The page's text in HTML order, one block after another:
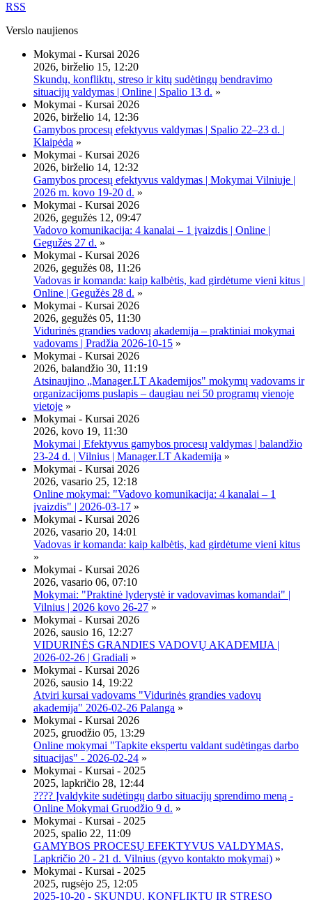
RSS
Verslo naujienos
Mokymai - Kursai 2026
2026, birželio 15, 12:20
Skundų, konfliktų, streso ir kitų sudėtingų bendravimo
situacijų valdymas | Online | Spalio 13 d. »
Mokymai - Kursai 2026
2026, birželio 14, 12:36
Gamybos procesų efektyvus valdymas | Spalio 22–23 d. |
Klaipėda »
Mokymai - Kursai 2026
2026, birželio 14, 12:32
Gamybos procesų efektyvus valdymas | Mokymai Vilniuje |
2026 m. kovo 19-20 d. »
Mokymai - Kursai 2026
2026, gegužės 12, 09:47
Vadovo komunikacija: 4 kanalai – 1 įvaizdis | Online |
Gegužės 27 d. »
Mokymai - Kursai 2026
2026, gegužės 08, 11:26
Vadovas ir komanda: kaip kalbėtis, kad girdėtume vieni kitus |
Online | Gegužės 28 d. »
Mokymai - Kursai 2026
2026, gegužės 05, 11:30
Vidurinės grandies vadovų akademija – praktiniai mokymai
vadovams | Pradžia 2026-10-15 »
Mokymai - Kursai 2026
2026, balandžio 30, 11:19
Atsinaujino „Manager.LT Akademijos" mokymų vadovams ir
organizacijoms puslapis – daugiau nei 50 programų vienoje
vietoje »
Mokymai - Kursai 2026
2026, kovo 19, 11:30
Mokymai | Efektyvus gamybos procesų valdymas | balandžio
23-24 d. | Vilnius | Manager.LT Akademija »
Mokymai - Kursai 2026
2026, vasario 25, 12:18
Online mokymai: "Vadovo komunikacija: 4 kanalai – 1
įvaizdis" | 2026-03-17 »
Mokymai - Kursai 2026
2026, vasario 20, 14:01
Vadovas ir komanda: kaip kalbėtis, kad girdėtume vieni kitus
»
Mokymai - Kursai 2026
2026, vasario 06, 07:10
Mokymai: "Praktinė lyderystė ir vadovavimas komandai" |
Vilnius | 2026 kovo 26-27 »
Mokymai - Kursai 2026
2026, sausio 16, 12:27
VIDURINĖS GRANDIES VADOVŲ AKADEMIJA |
2026-02-26 | Gradiali »
Mokymai - Kursai 2026
2026, sausio 14, 19:22
Atviri kursai vadovams "Vidurinės grandies vadovų
akademija" 2026-02-26 Palanga »
Mokymai - Kursai 2026
2025, gruodžio 05, 13:29
Online mokymai "Tapkite ekspertu valdant sudėtingas darbo
situacijas" - 2026-02-24 »
Mokymai - Kursai - 2025
2025, lapkričio 28, 12:44
???? Įvaldykite sudėtingų darbo situacijų sprendimo meną -
Online Mokymai Gruodžio 9 d. »
Mokymai - Kursai - 2025
2025, spalio 22, 11:09
GAMYBOS PROCESŲ EFEKTYVUS VALDYMAS,
Lapkričio 20 - 21 d. Vilnius (gyvo kontakto mokymai) »
Mokymai - Kursai - 2025
2025, rugsėjo 25, 12:05
2025-10-20 - SKUNDŲ, KONFLIKTŲ IR STRESO